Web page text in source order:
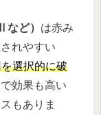
ど） は赤み
れやすい
選択的に破
効果も高い
もありま